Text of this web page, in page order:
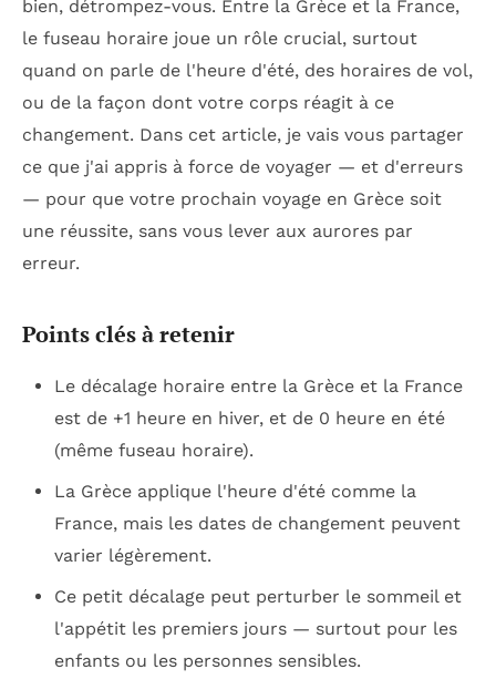
bien, détrompez-vous. Entre la Grèce et la France,
le fuseau horaire joue un rôle crucial, surtout
quand on parle de l'heure d'été, des horaires de vol,
ou de la façon dont votre corps réagit à ce
changement. Dans cet article, je vais vous partager
ce que j'ai appris à force de voyager — et d'erreurs
— pour que votre prochain voyage en Grèce soit
une réussite, sans vous lever aux aurores par
erreur.
Points clés à retenir
Le décalage horaire entre la Grèce et la France
est de +1 heure en hiver, et de 0 heure en été
(même fuseau horaire).
La Grèce applique l'heure d'été comme la
France, mais les dates de changement peuvent
varier légèrement.
Ce petit décalage peut perturber le sommeil et
l'appétit les premiers jours — surtout pour les
enfants ou les personnes sensibles.